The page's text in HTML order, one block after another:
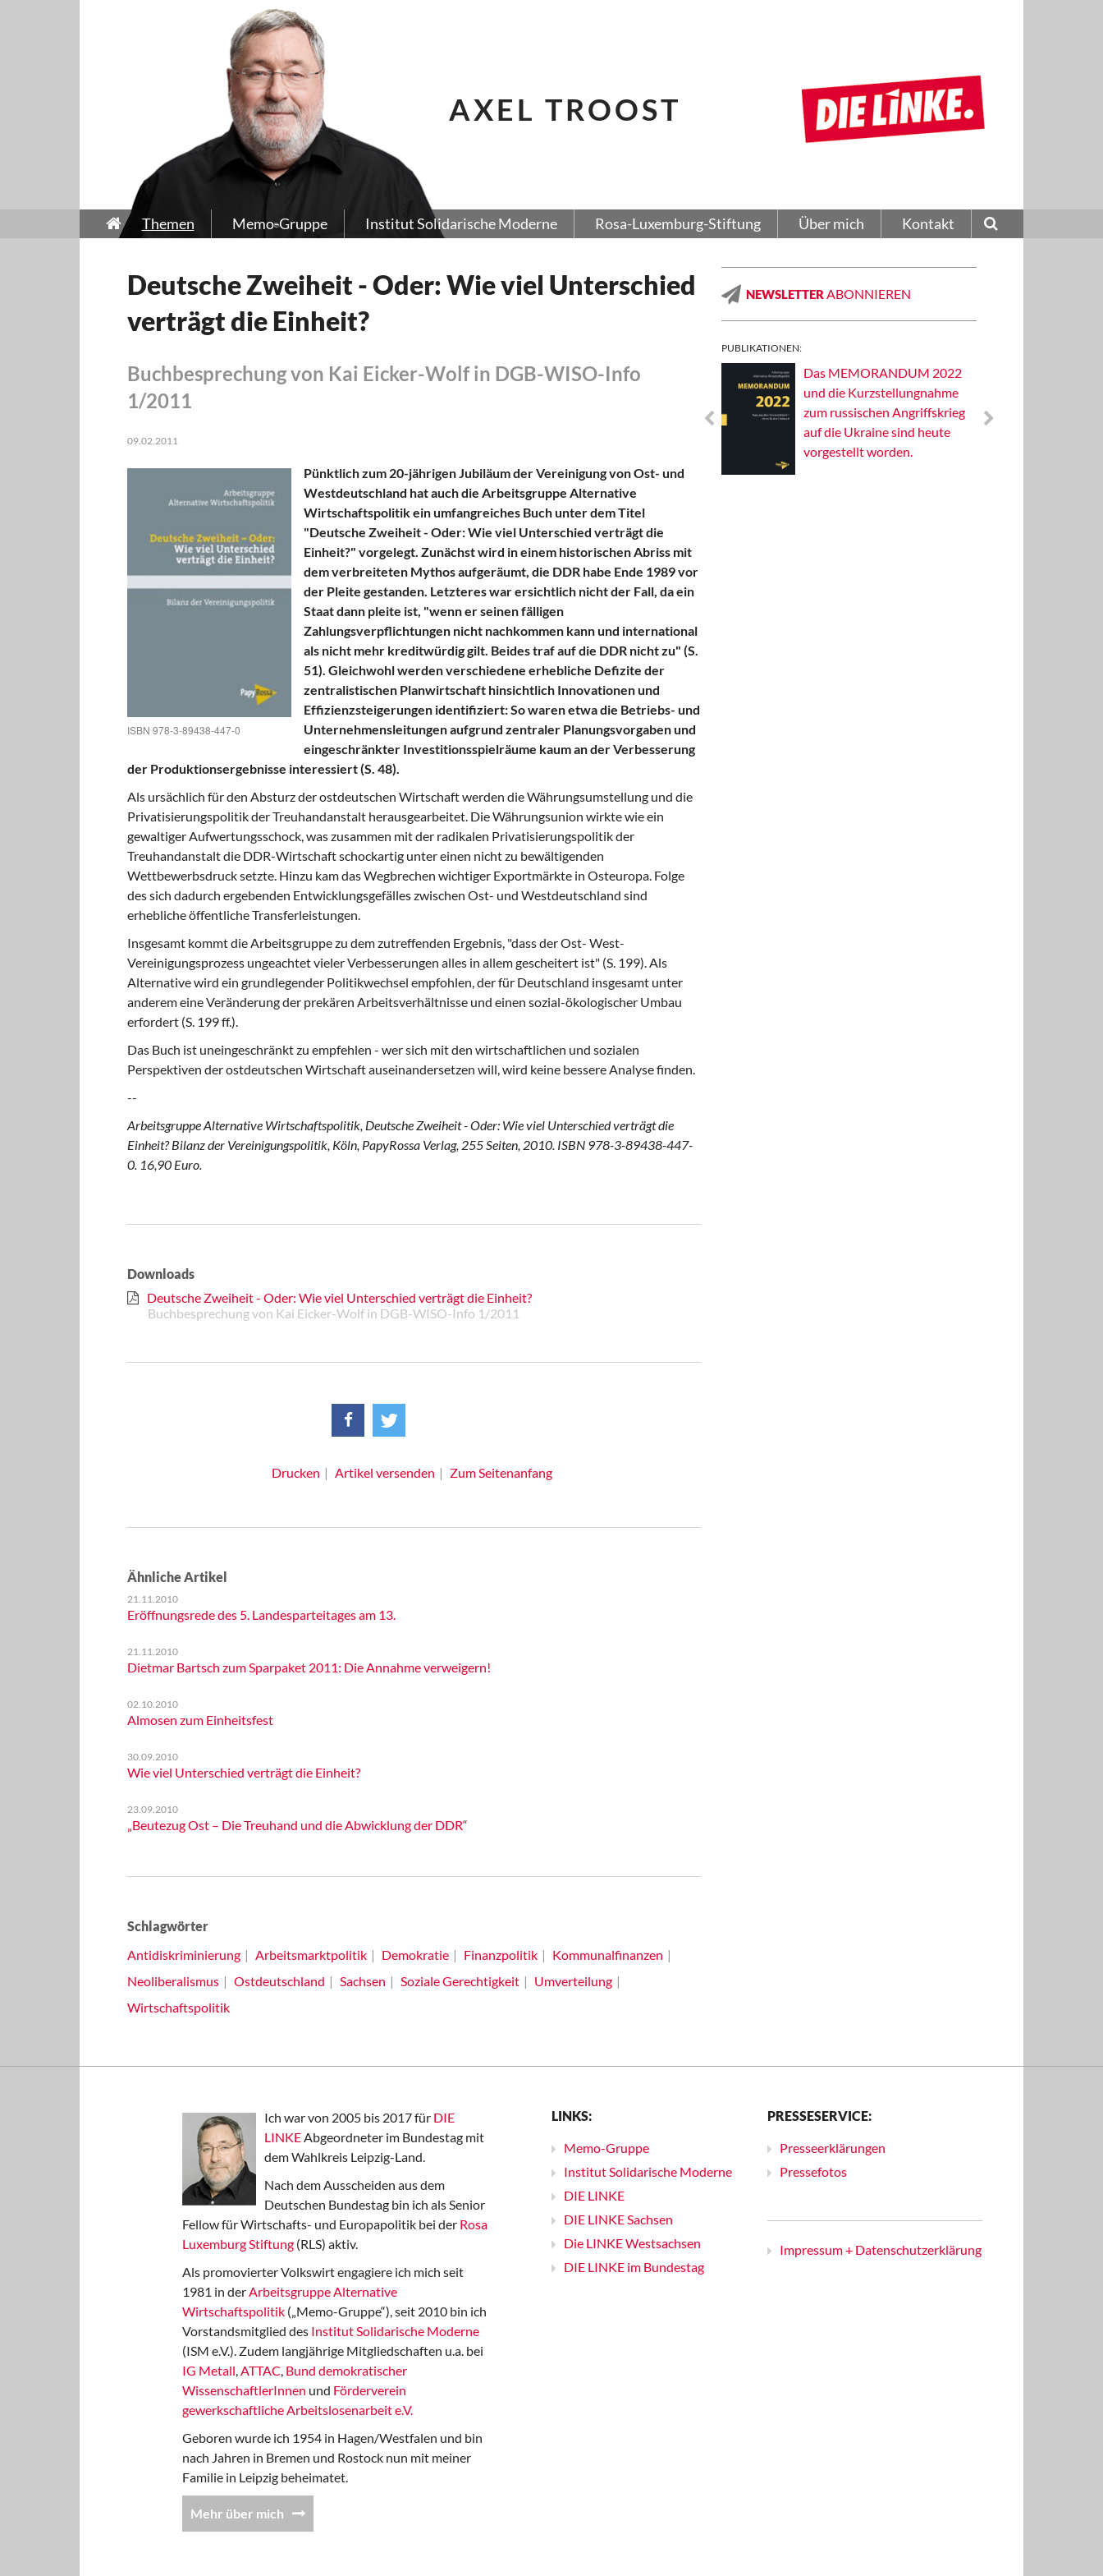
AXEL TROOST
Themen Memo-Gruppe Institut Solidarische Moderne Rosa-Luxemburg-Stiftung Über mich Kontakt
Deutsche Zweiheit - Oder: Wie viel Unterschied
verträgt die Einheit?
Buchbesprechung von Kai Eicker-Wolf in DGB-WISO-Info
1/2011
09.02.2011
ISBN 978-3-89438-447-0
Pünktlich zum 20-jährigen Jubiläum der Vereinigung von Ost- und
Westdeutschland hat auch die Arbeitsgruppe Alternative
Wirtschaftspolitik ein umfangreiches Buch unter dem Titel
"Deutsche Zweiheit - Oder: Wie viel Unterschied verträgt die
Einheit?" vorgelegt. Zunächst wird in einem historischen Abriss mit
dem verbreiteten Mythos aufgeräumt, die DDR habe Ende 1989 vor
der Pleite gestanden. Letzteres war ersichtlich nicht der Fall, da ein
Staat dann pleite ist, "wenn er seinen fälligen
Zahlungsverpflichtungen nicht nachkommen kann und international
als nicht mehr kreditwürdig gilt. Beides traf auf die DDR nicht zu" (S.
51). Gleichwohl werden verschiedene erhebliche Defizite der
zentralistischen Planwirtschaft hinsichtlich Innovationen und
Effizienzsteigerungen identifiziert: So waren etwa die Betriebs- und
Unternehmensleitungen aufgrund zentraler Planungsvorgaben und
eingeschränkter Investitionsspielräume kaum an der Verbesserung
der Produktionsergebnisse interessiert (S. 48).
Als ursächlich für den Absturz der ostdeutschen Wirtschaft werden die Währungsumstellung und die
Privatisierungspolitik der Treuhandanstalt herausgearbeitet. Die Währungsunion wirkte wie ein
gewaltiger Aufwertungsschock, was zusammen mit der radikalen Privatisierungspolitik der
Treuhandanstalt die DDR-Wirtschaft schockartig unter einen nicht zu bewältigenden
Wettbewerbsdruck setzte. Hinzu kam das Wegbrechen wichtiger Exportmärkte in Osteuropa. Folge
des sich dadurch ergebenden Entwicklungsgefälles zwischen Ost- und Westdeutschland sind
erhebliche öffentliche Transferleistungen.
Insgesamt kommt die Arbeitsgruppe zu dem zutreffenden Ergebnis, "dass der Ost- West-
Vereinigungsprozess ungeachtet vieler Verbesserungen alles in allem gescheitert ist" (S. 199). Als
Alternative wird ein grundlegender Politikwechsel empfohlen, der für Deutschland insgesamt unter
anderem eine Veränderung der prekären Arbeitsverhältnisse und einen sozial-ökologischer Umbau
erfordert (S. 199 ff.).
Das Buch ist uneingeschränkt zu empfehlen - wer sich mit den wirtschaftlichen und sozialen
Perspektiven der ostdeutschen Wirtschaft auseinandersetzen will, wird keine bessere Analyse finden.
--
Arbeitsgruppe Alternative Wirtschaftspolitik, Deutsche Zweiheit - Oder: Wie viel Unterschied verträgt die
Einheit? Bilanz der Vereinigungspolitik, Köln, PapyRossa Verlag, 255 Seiten, 2010. ISBN 978-3-89438-447-
0. 16,90 Euro.
Downloads
Deutsche Zweiheit - Oder: Wie viel Unterschied verträgt die Einheit?
Buchbesprechung von Kai Eicker-Wolf in DGB-WISO-Info 1/2011
Drucken Artikel versenden Zum Seitenanfang
Ähnliche Artikel
21.11.2010
Eröffnungsrede des 5. Landesparteitages am 13.
21.11.2010
Dietmar Bartsch zum Sparpaket 2011: Die Annahme verweigern!
02.10.2010
Almosen zum Einheitsfest
30.09.2010
Wie viel Unterschied verträgt die Einheit?
23.09.2010
„Beutezug Ost – Die Treuhand und die Abwicklung der DDR“
Schlagwörter
Antidiskriminierung
Arbeitsmarktpolitik Demokratie Finanzpolitik
Kommunalfinanzen
Neoliberalismus
Ostdeutschland Sachsen Soziale Gerechtigkeit
Umverteilung
Wirtschaftspolitik
NEWSLETTER ABONNIEREN
PUBLIKATIONEN:
Solidarisches EUropa -
Das MEMORANDUM 2022
und die Kurzstellungnahme
zum russischen Angriffskrieg
auf die Ukraine sind heute
vorgestellt worden.
Ich war von 2005 bis 2017 für DIE
LINKEAbgeordneter im Bundestag mit
dem Wahlkreis Leipzig-Land.
Nach dem Ausscheiden aus dem
Deutschen Bundestag bin ich als Senior
Fellow für Wirtschafts- und Europapolitik bei der Rosa
Luxemburg Stiftung (RLS) aktiv.
Als promovierter Volkswirt engagiere ich mich seit
1981 in derArbeitsgruppe Alternative
Wirtschaftspolitik („Memo-Gruppe“), seit 2010 bin ich
Vorstandsmitglied des Institut Solidarische Moderne
(ISM e.V.). Zudem langjährige Mitgliedschaften u.a. bei
IG Metall,ATTAC, Bund demokratischer
WissenschaftlerInnen und Förderverein
gewerkschaftliche Arbeitslosenarbeit e.V.
Geboren wurde ich 1954 in Hagen/Westfalen und bin
nach Jahren in Bremen und Rostock nun mit meiner
Familie in Leipzig beheimatet.
Mehr über mich
LINKS:
Memo-Gruppe
Institut Solidarische Moderne
DIE LINKE
DIE LINKE Sachsen
Die LINKE Westsachsen
DIE LINKE im Bundestag
PRESSESERVICE:
Presseerklärungen
Pressefotos
Impressum + Datenschutzerklärung